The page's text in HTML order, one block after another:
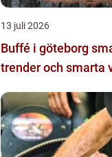
13 juli 2026
Buffé i göteborg smaker,
trender och smarta